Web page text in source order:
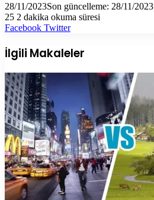
28/11/2023Son güncelleme: 28/11/2023
25 2 dakika okuma süresi
Facebook TwitterLinkedIn
Tumblr
Pinterest
Reddit
VKontakte
E-
ile
paylaş
Yazdır
İlgili Makaleler